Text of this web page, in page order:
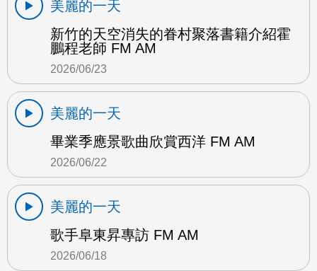
美麗的一天
新竹的天空消失的眷村聚落書籍介紹霍
鵬程老師 FM AM
2026/06/23
美麗的一天
畢業季應景歌曲欣賞西洋 FM AM
2026/06/22
美麗的一天
歌手阜東昇專訪 FM AM
2026/06/18